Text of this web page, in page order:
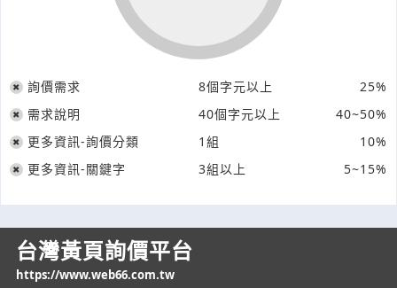
詢價需求 8個字元以上
25%
需求說明
40個字元以上
40~50%
更多資訊-詢價分類
1組
10%
更多資訊-關鍵字
3組以上 5~15%
台灣黃頁詢價平台
https://www.web66.com.tw